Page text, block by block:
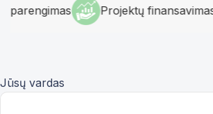
parengimas Projektų finansavimas
Jūsų vardas